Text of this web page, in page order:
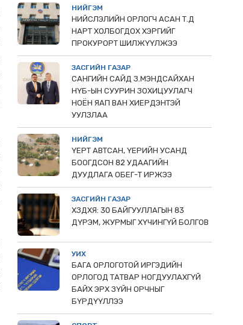
НИЙГЭМ
НИЙСЛЭЛИЙН ОРЛОГЧ АСАН Т.Д
НАРТ ХОЛБОГДОХ ХЭРГИЙГ
ПРОКУРОРТ ШИЛЖҮҮЛЖЭЭ
ЗАСГИЙН ГАЗАР
САНГИЙН САЙД З.МЭНДСАЙХАН
НҮБ-ЫН СУУРИН ЗОХИЦУУЛАГЧ
НОЁН ЯАП ВАН ХИЕРДЭНТЭЙ
УУЛЗЛАА
НИЙГЭМ
ҮЕРТ АВТСАН, ҮЕРИЙН УСАНД
БООГДСОН 82 УДААГИЙН
ДУУДЛАГА ОБЕГ-Т ИРЖЭЭ
ЗАСГИЙН ГАЗАР
ХЗДХЯ: 30 БАЙГУУЛЛАГЫН 83
ДҮРЭМ, ЖУРМЫГ ХҮЧИНГҮЙ БОЛГОВ
УИХ
БАГА ОРЛОГОТОЙ ИРГЭДИЙН
ОРЛОГОД ТАТВАР НОГДУУЛАХГҮЙ
БАЙХ ЭРХ ЗҮЙН ОРЧНЫГ
БҮРДҮҮЛЛЭЭ